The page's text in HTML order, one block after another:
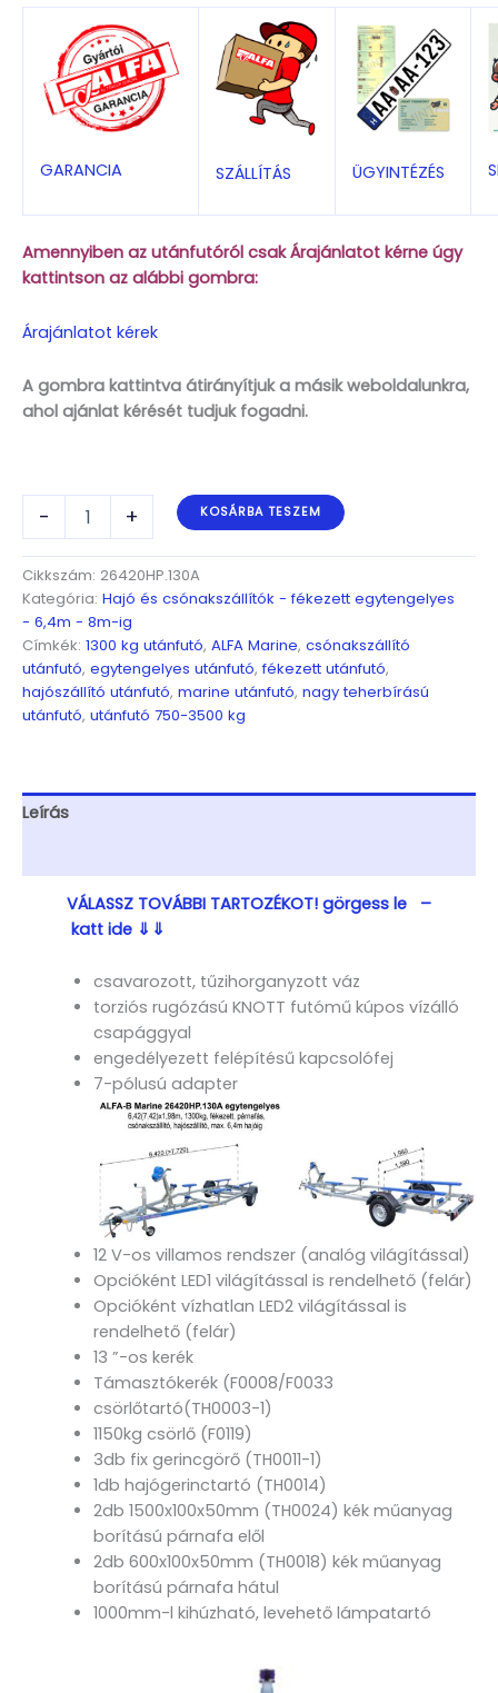
GARANCIA SZÁLLÍTÁS ÜGYINTÉZÉS
Amennyiben az utánfutóról csak Árajánlatot kérne úgy
kattintson az alábbi gombra:
Árajánlatot kérek
A gombra kattintva átirányítjuk a másik weboldalunkra,
ahol ajánlat kérését tudjuk fogadni.
-
26420HP.130A
Egytengelyes,
6,42(7,42)x1,98m,
1300kg,
fékezett,
párnafás,
csónakszállító,
hajószállító,
hajóig
mennyiség
+ KOSÁRBA TESZEM
Cikkszám: 26420HP.130A
Kategória: Hajó és csónakszállítók - fékezett egytengelyes
- 6,4m - 8m-ig
Címkék: 1300 kg utánfutó, ALFA Marine, csónakszállító
utánfutó, egytengelyes utánfutó,fékezett utánfutó,
hajószállító utánfutó, marine utánfutó, nagy teherbírású
utánfutó, utánfutó 750-3500 kg
Leírás
VÁLASSZ TOVÁBBI TARTOZÉKOT! görgess le –
katt ide ⇓⇓
csavarozott, tűzihorganyzott váz
torziós rugózású KNOTT futómű kúpos vízálló
csapággyal
engedélyezett felépítésű kapcsolófej
7-pólusú adapter
12 V-os villamos rendszer (analóg világítással)
Opcióként LED1 világítással is rendelhető (felár)
Opcióként vízhatlan LED2 világítással is
rendelhető (felár)
13 ”-os kerék
Támasztókerék (F0008/F0033
csörlőtartó(TH0003-1)
1150kg csörlő (F0119)
3db fix gerincgörő (TH0011-1)
1db hajógerinctartó (TH0014)
2db 1500x100x50mm (TH0024) kék műanyag
borítású párnafa elől
2db 600x100x50mm (TH0018) kék műanyag
borítású párnafa hátul
1000mm-l kihúzható, levehető lámpatartó